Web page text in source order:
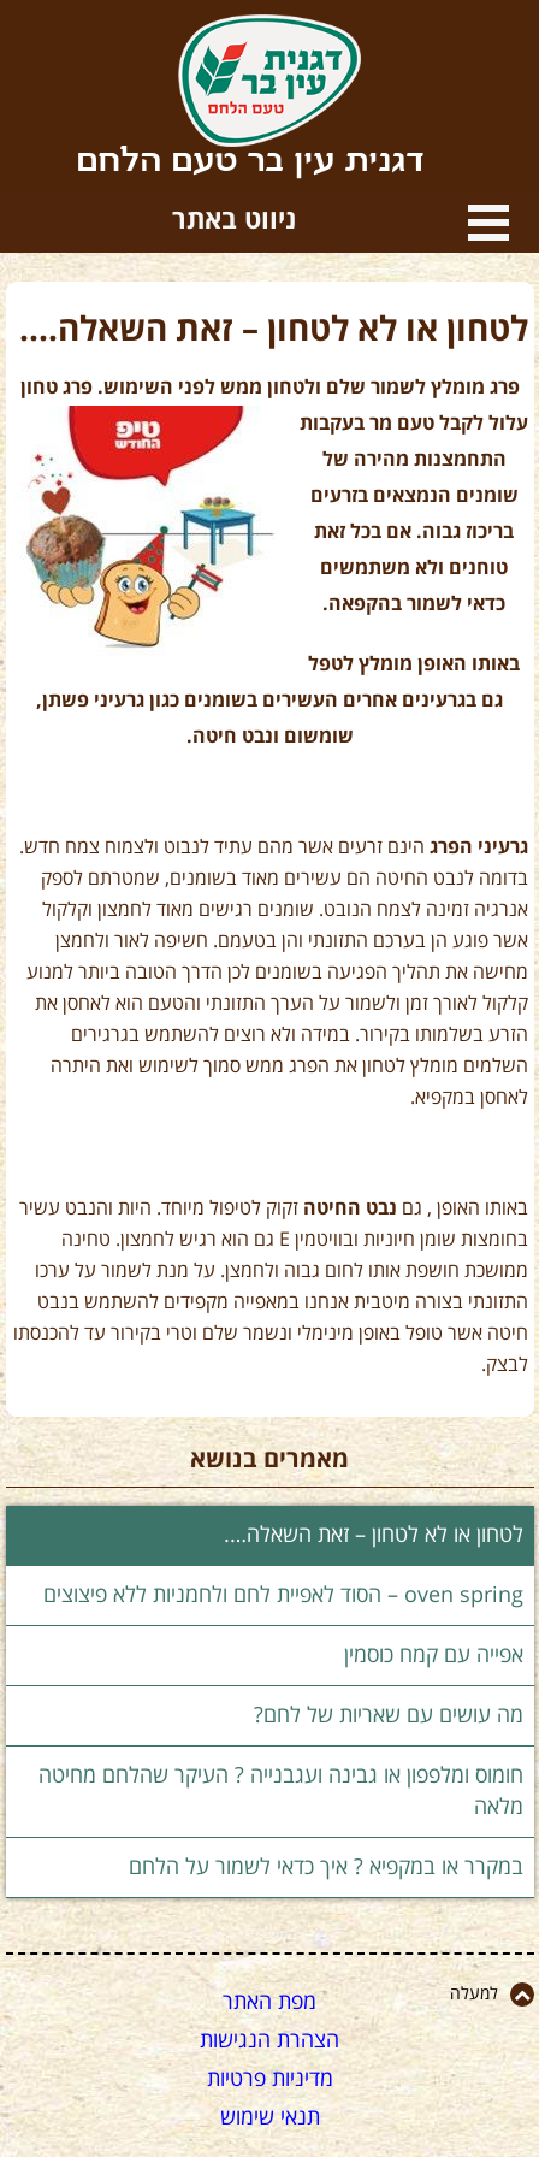
דגנית עין בר טעם הלחם
ניווט באתר
לטחון או לא לטחון – זאת השאלה….
פרג מומלץ לשמור שלם ולטחון ממש לפני השימוש. פרג טחון
עלול לקבל טעם מר בעקבות
התחמצנות מהירה של
שומנים הנמצאים בזרעים
בריכוז גבוה. אם בכל זאת
טוחנים ולא משתמשים
כדאי לשמור בהקפאה.
באותו האופן מומלץ לטפל
גם בגרעינים אחרים העשירים בשומנים כגון גרעיני פשתן,
שומשום ונבט חיטה.
גרעיני הפרגהינם זרעים אשר מהם עתיד לנבוט ולצמוח צמח חדש.
בדומה לנבט החיטה הם עשירים מאוד בשומנים, שמטרתם לספק
אנרגיה זמינה לצמח הנובט. שומנים רגישים מאוד לחמצון וקלקול
אשר פוגע הן בערכם התזונתי והן בטעמם. חשיפה לאור ולחמצן
מחישה את תהליך הפגיעה בשומנים לכן הדרך הטובה ביותר למנוע
קלקול לאורך זמן ולשמור על הערך התזונתי והטעם הוא לאחסן את
הזרע בשלמותו בקירור. במידה ולא רוצים להשתמש בגרגירים
השלמים מומלץ לטחון את הפרג ממש סמוך לשימוש ואת היתרה
לאחסן במקפיא.
באותו האופן , גם נבט החיטה זקוק לטיפול מיוחד. היות והנבט עשיר
בחומצות שומן חיוניות ובוויטמין E גם הוא רגיש לחמצון. טחינה
ממושכת חושפת אותו לחום גבוה ולחמצן. על מנת לשמור על ערכו
התזונתי בצורה מיטבית אנחנו במאפייה מקפידים להשתמש בנבט
חיטה אשר טופל באופן מינימלי ונשמר שלם וטרי בקירור עד להכנסתו
לבצק.
מאמרים בנושא
לטחון או לא לטחון – זאת השאלה….
oven spring – הסוד לאפיית לחם ולחמניות ללא פיצוצים
אפייה עם קמח כוסמין
מה עושים עם שאריות של לחם?
חומוס ומלפפון או גבינה ועגבנייה ? העיקר שהלחם מחיטה
מלאה
במקרר או במקפיא ? איך כדאי לשמור על הלחם
למעלה
מפת האתר
הצהרת הנגישות
מדיניות פרטיות
תנאי שימוש